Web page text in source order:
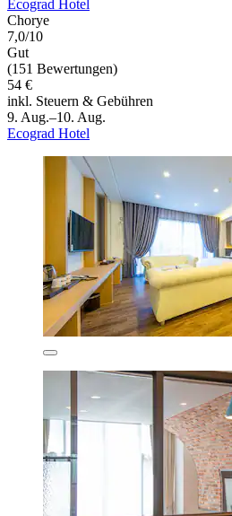
Ecograd Hotel
Chorye
7,0/10
Gut
(151 Bewertungen)
54 €
inkl. Steuern & Gebühren
9. Aug.–10. Aug.
Ecograd Hotel